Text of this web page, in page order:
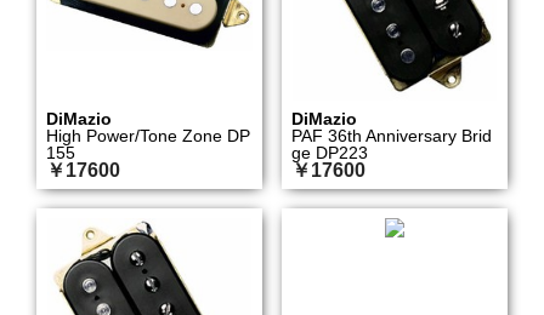
DiMazio
High Power/Tone Zone DP
155
￥17600
DiMazio
PAF 36th Anniversary Brid
ge DP223
￥17600